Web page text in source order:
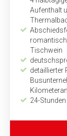
Aufenthalt
Tischwein
24-